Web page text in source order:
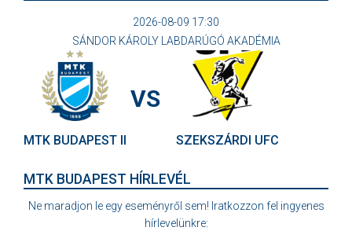
2026-08-09 17:30
SÁNDOR KÁROLY LABDARÚGÓ AKADÉMIA
MTK BUDAPEST II
VS
SZEKSZÁRDI UFC
MTK BUDAPEST HÍRLEVÉL
Ne maradjon le egy eseményről sem! Iratkozzon fel ingyenes
hírlevelünkre: